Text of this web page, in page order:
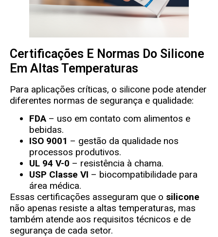
Certificações E Normas Do Silicone
Em Altas Temperaturas
Para aplicações críticas, o silicone pode atender
diferentes normas de segurança e qualidade:
FDA – uso em contato com alimentos e
bebidas.
ISO 9001 – gestão da qualidade nos
processos produtivos.
UL 94 V-0 – resistência à chama.
USP Classe VI – biocompatibilidade para
área médica.
Essas certificações asseguram que o silicone
não apenas resiste a altas temperaturas, mas
também atende aos requisitos técnicos e de
segurança de cada setor.